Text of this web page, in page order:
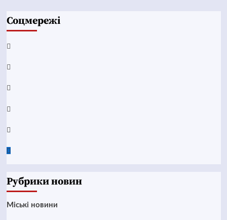
Соцмережі
Facebook
YouTube
Telegram
Instagram
Twitter
Google
Рубрики новин
Mіські новини